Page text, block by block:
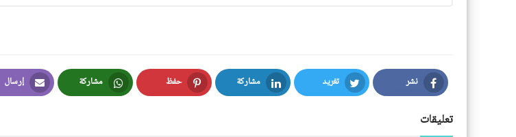
نشر
Facebook
تغريد
Twitter
مشاركة
LinkedIn
حفظ
Pinterest
مشاركة
Whatsapp
إرسال
Email
تعليقات